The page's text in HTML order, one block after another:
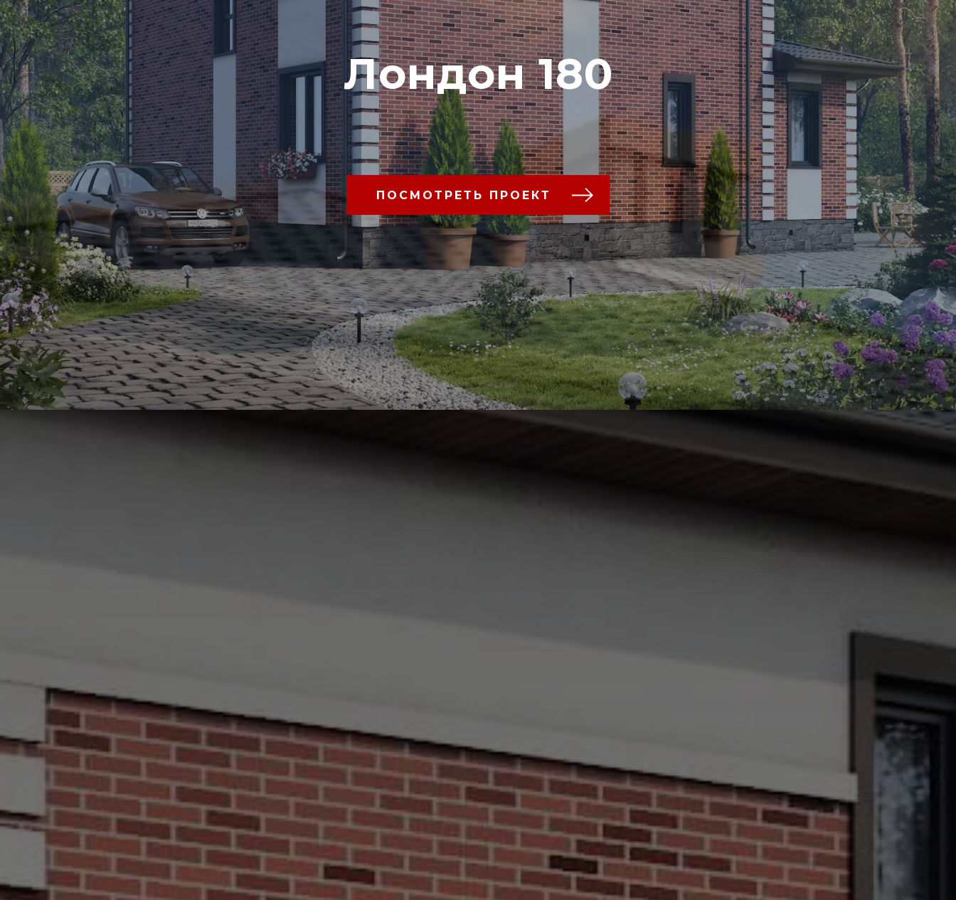
Лондон 180
ПОСМОТРЕТЬ ПРОЕКТ